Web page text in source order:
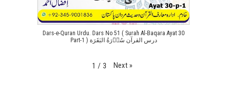
Dars-e-Quran Urdu. Dars No 51 ( Surah Al-Baqara Ayat 30
Part-1 ) درس القرآن سُوۡرَةُ البَقَرَة
1 / 3 Next »